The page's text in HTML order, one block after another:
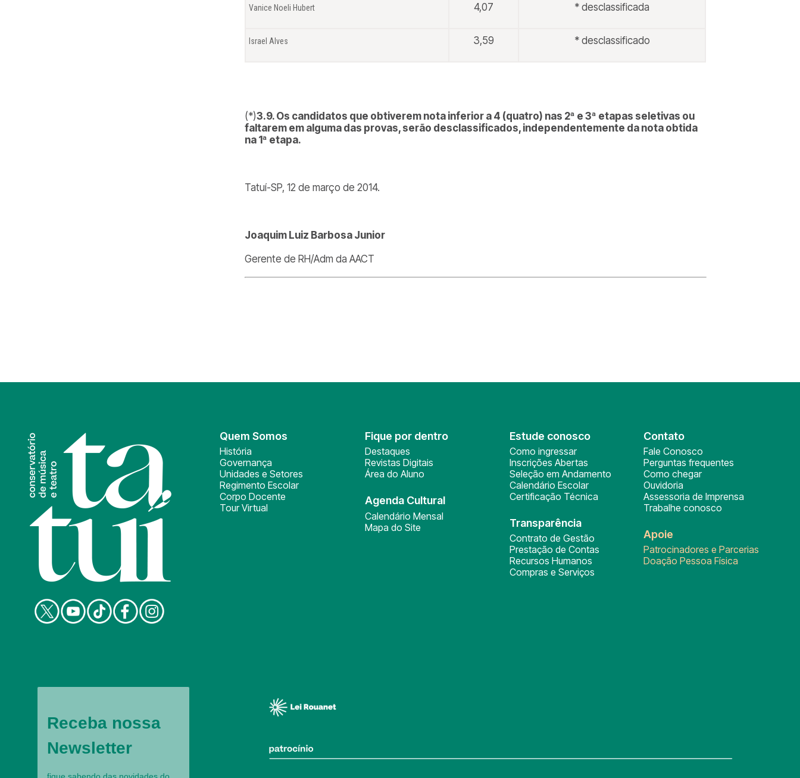
Vanice Noeli Hubert 4,07 * desclassificada
Israel Alves 3,59 * desclassificado
(*)3.9. Os candidatos que obtiverem nota inferior a 4 (quatro) nas 2ª e 3ª etapas seletivas ou
faltarem em alguma das provas, serão desclassificados, independentemente da nota obtida
na 1ª etapa.
Tatuí-SP, 12 de março de 2014.
Joaquim Luiz Barbosa Junior
Gerente de RH/Adm da AACT
Quem Somos
História
Governança
Unidades e Setores
Regimento Escolar
Corpo Docente
Tour Virtual
Fique por dentro
Destaques
Revistas Digitais
Área do Aluno
Agenda Cultural
Calendário Mensal
Mapa do Site
Estude conosco
Como ingressar
Inscrições Abertas
Seleção em Andamento
Calendário Escolar
Certificação Técnica
Transparência
Contrato de Gestão
Prestação de Contas
Recursos Humanos
Compras e Serviços
Contato
Fale Conosco
Perguntas frequentes
Como chegar
Ouvidoria
Assessoria de Imprensa
Trabalhe conosco
Apoie
Patrocinadores e Parcerias
Doação Pessoa Física